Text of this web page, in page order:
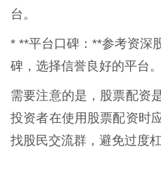
台。
* **平台口碑：**参考资深
碑，选择信誉良好的平台。
需要注意的是，股票配资
投资者在使用股票配资时
找股民交流群，避免过度杠